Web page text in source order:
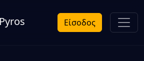
Είσοδος